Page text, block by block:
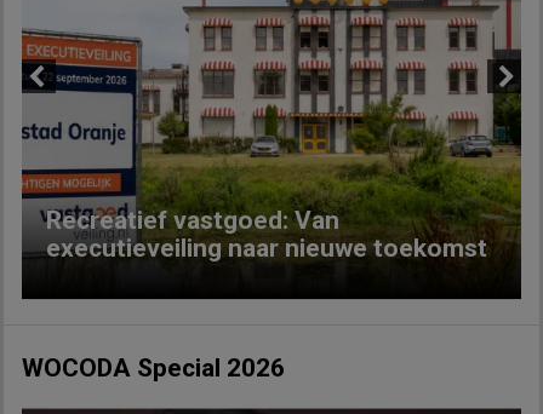
Recreatief vastgoed: Van
executieveiling naar nieuwe toekomst
Next
WOCODA Special 2026